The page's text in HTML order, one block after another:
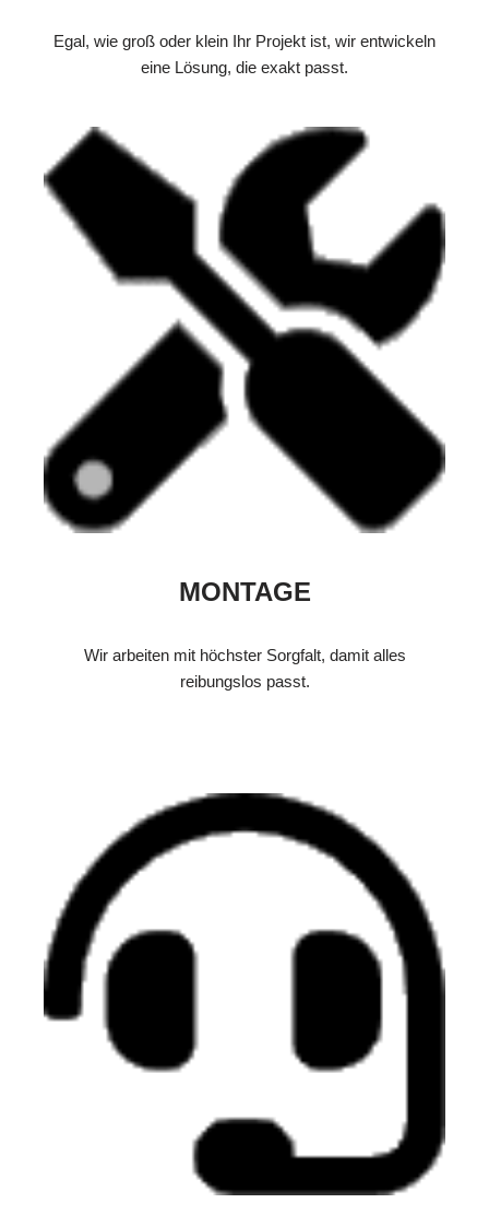
Egal, wie groß oder klein Ihr Projekt ist, wir entwickeln
eine Lösung, die exakt passt.
MONTAGE
Wir arbeiten mit höchster Sorgfalt, damit alles
reibungslos passt.